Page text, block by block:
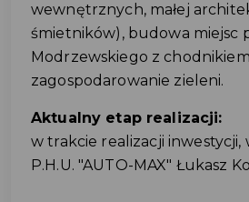
wewnętrznych, małej
śmietników), budowa miejsc
Modrzewskiego z
zagospodarowanie zieleni.
Aktualny etap realizacji:
w trakcie realizacji inwestycji,
P.H.U. "AUTO-MAX" Łukasz